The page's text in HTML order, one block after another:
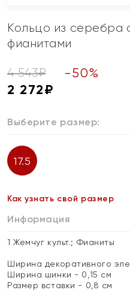
Кольцо из серебра
фианитами
4 543₽ -50%
2 272₽
Выберите размер:
17.5
Как узнать свой размер
Информация
1 Жемчуг культ.; Фианиты
Ширина декоративного
Ширина шинки - 0,15 см
Размер вставки - 0,8 см